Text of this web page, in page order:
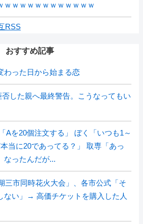
ｗｗｗｗｗｗｗｗｗｗｗｗ
RSS
おすすめ記事
わった日から始まる恋
した親へ最終警告。こうなってもい
Aを20個注文する」 ぼく「いつも1～
当に20であってる？」 取専「あっ
ったんだが...
三市同時花火大会」、各市公式「そ
ない」→ 高価チケットを購入した人